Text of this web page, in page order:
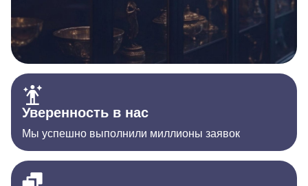
Уверенность в нас
Мы успешно выполнили миллионы заявок